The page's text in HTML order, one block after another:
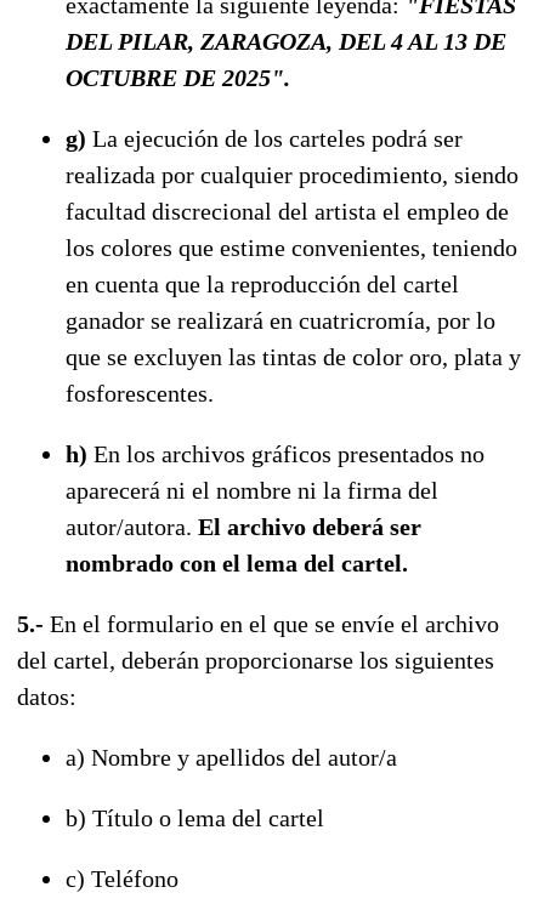
DEL PILAR, ZARAGOZA, DEL 4 AL 13 DE
OCTUBRE DE 2025".
g) La ejecución de los carteles podrá ser
realizada por cualquier procedimiento, siendo
facultad discrecional del artista el empleo de
los colores que estime convenientes, teniendo
en cuenta que la reproducción del cartel
ganador se realizará en cuatricromía, por lo
que se excluyen las tintas de color oro, plata y
fosforescentes.
h) En los archivos gráficos presentados no
aparecerá ni el nombre ni la firma del
autor/autora. El archivo deberá ser
nombrado con el lema del cartel.
5.- En el formulario en el que se envíe el archivo
del cartel, deberán proporcionarse los siguientes
datos:
a) Nombre y apellidos del autor/a
b) Título o lema del cartel
c) Teléfono